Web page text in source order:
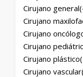
Cirujano general
Cirujano
Cirujano
Cirujano
Cirujano plástico
Cirujano vascular